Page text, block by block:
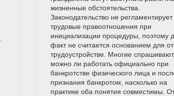
жизненные обстоятельства.
Законодательство не регламентирует
трудовые правоотношения при
инициализации процедуры, поэтому
факт не считается основанием для
трудоустройстве. Многие спрашивают,
можно ли работать официально при
банкротстве физического лица и
признания банкротом, насколько на
практике оба понятия совместимы.